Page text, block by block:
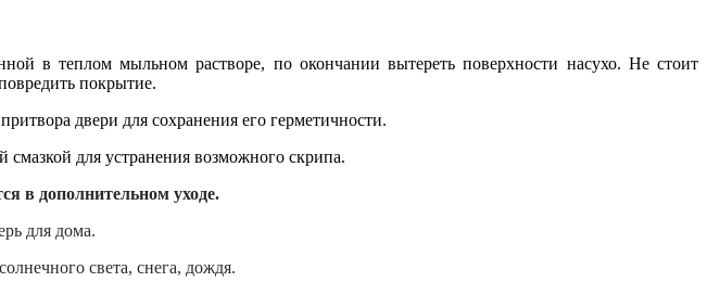
в теплом мыльном растворе, по окончании вытереть поверхности насухо. Не стоит
покрытие.
двери для сохранения его герметичности.
для устранения возможного скрипа.
в дополнительном уходе.
для дома.
света, снега, дождя.